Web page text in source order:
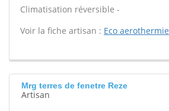
Climatisation réversible -
Voir la fiche artisan : Eco aerothermie
Mrg terres de fenetre Reze
Artisan